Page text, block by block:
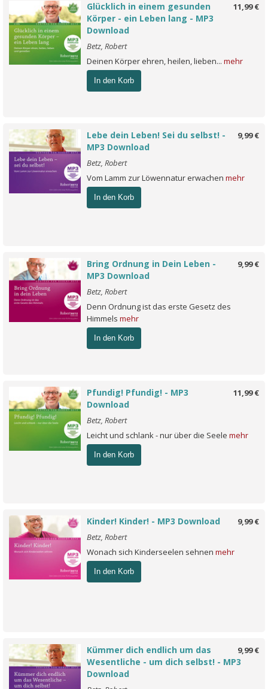
11,99 €
Glücklich in einem gesunden
Körper - ein Leben lang - MP3
Download
Betz, Robert
Deinen Körper ehren, heilen, lieben... mehr
In den Korb
9,99 €
Lebe dein Leben! Sei du selbst! -
MP3 Download
Betz, Robert
Vom Lamm zur Löwennatur erwachen mehr
In den Korb
9,99 €
Bring Ordnung in Dein Leben -
MP3 Download
Betz, Robert
Denn Ordnung ist das erste Gesetz des
Himmels mehr
In den Korb
11,99 €
Pfundig! Pfundig! - MP3
Download
Betz, Robert
Leicht und schlank - nur über die Seele mehr
In den Korb
9,99 €
Kinder! Kinder! - MP3 Download
Betz, Robert
Wonach sich Kinderseelen sehnen mehr
In den Korb
9,99 €
Kümmer dich endlich um das
Wesentliche - um dich selbst! - MP3
Download